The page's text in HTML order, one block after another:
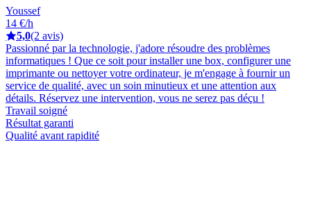
Youssef
14 €/h
5,0(2 avis)
Passionné par la technologie, j'adore résoudre des problèmes
informatiques ! Que ce soit pour installer une box, configurer une
imprimante ou nettoyer votre ordinateur, je m'engage à fournir un
service de qualité, avec un soin minutieux et une attention aux
détails. Réservez une intervention, vous ne serez pas déçu !
Travail soigné
Résultat garanti
Qualité avant rapidité